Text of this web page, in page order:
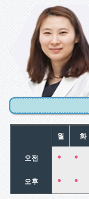
정민재
고위험 임신
클리닉/일반
임신 클리닉
미혼여성검진/
여성종합클리
닉닉
월경장애클리
월
화
오전 • •
오후 • •